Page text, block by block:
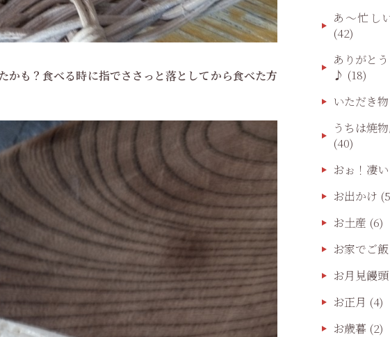
かも？食べる時に指でささっと落としてから食べた方
あ〜忙し
(42)
ありがと
♪ (18)
いただき物
うちは焼
(40)
おぉ！凄い
お出かけ
お土産 (6)
お家でご
お月見饅頭
お正月 (4)
お歳暮 (2)